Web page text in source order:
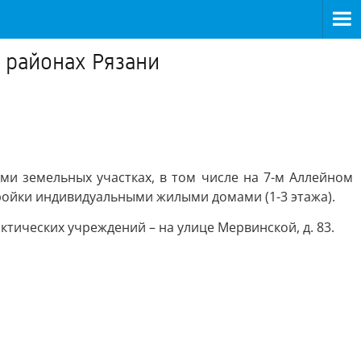
Рязани
земельных участках, в том числе на 7-м Аллейном
индивидуальными жилыми домами (1-3 этажа).
учреждений – на улице Мервинской, д. 83.